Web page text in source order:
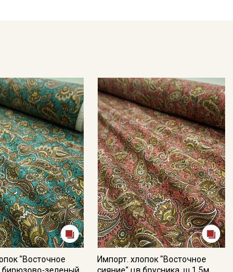
"Восточное
Импорт. хлопок "Восточное